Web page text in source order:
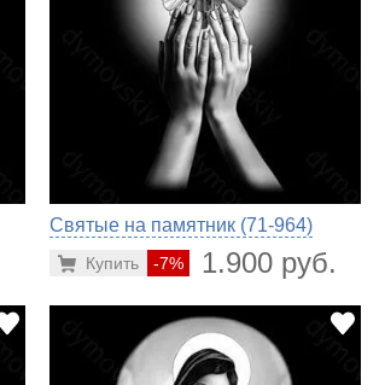
Святые на памятник (71-964)
-7% 1.900 руб.
Купить